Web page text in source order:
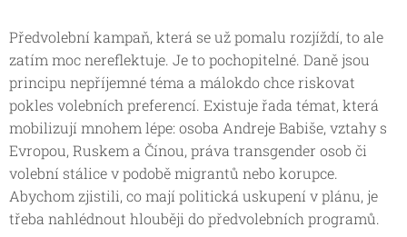
Předvolební kampaň, která se už pomalu rozjíždí, to ale
zatím moc nereflektuje. Je to pochopitelné. Daně jsou
principu nepříjemné téma a málokdo chce riskovat
pokles volebních preferencí. Existuje řada témat, která
mobilizují mnohem lépe: osoba Andreje Babiše, vztahy s
Evropou, Ruskem a Čínou, práva transgender osob či
volební stálice v podobě migrantů nebo korupce.
Abychom zjistili, co mají politická uskupení v plánu, je
třeba nahlédnout hlouběji do předvolebních programů.